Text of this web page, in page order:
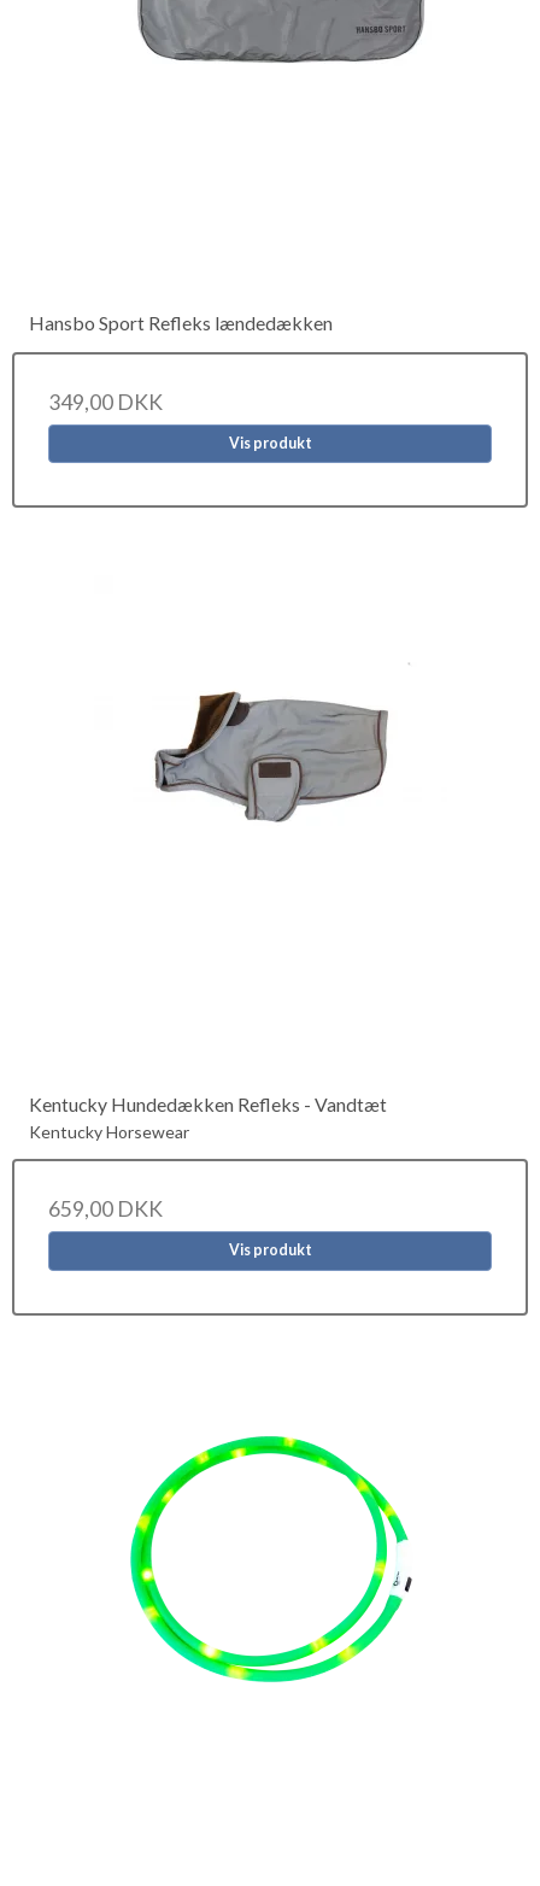
Hansbo Sport Refleks lændedækken
349,00 DKK
Vis produkt
Kentucky Hundedækken Refleks - Vandtæt
Kentucky Horsewear
659,00 DKK
Vis produkt